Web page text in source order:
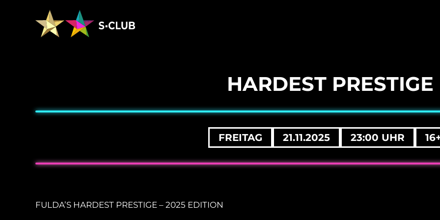
HARDEST PRESTIGE
FREITAG 21.11.2025 23:00 UHR
FULDA’S HARDEST PRESTIGE – 2025 EDITION